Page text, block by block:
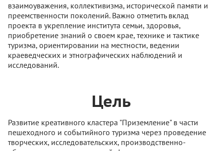
взаимоуважения, коллективизма, исторической памяти и
преемственности поколений. Важно отметить вклад
проекта в укрепление института семьи, здоровья,
приобретение знаний о своем крае, технике и тактике
туризма, ориентировании на местности, ведении
краеведческих и этнографических наблюдений и
исследований.
Цель
Развитие креативного кластера "Приземление" в части
пешеходного и событийного туризма через проведение
творческих, исследовательских, производственно-